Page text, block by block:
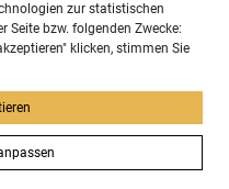
Allgäu
zur statistischen
Seite bzw. folgenden Zwecke:
klicken, stimmen Sie